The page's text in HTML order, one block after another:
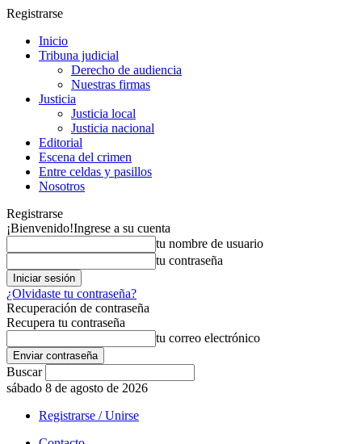
Registrarse
Inicio
Tribuna judicial
Derecho de audiencia
Nuestras firmas
Justicia
Justicia local
Justicia nacional
Editorial
Escena del crimen
Entre celdas y pasillos
Nosotros
Registrarse
¡Bienvenido!Ingrese a su cuenta
tu nombre de usuario
tu contraseña
¿Olvidaste tu contraseña?
Recuperación de contraseña
Recupera tu contraseña
tu correo electrónico
Buscar
sábado 8 de agosto de 2026
Registrarse / Unirse